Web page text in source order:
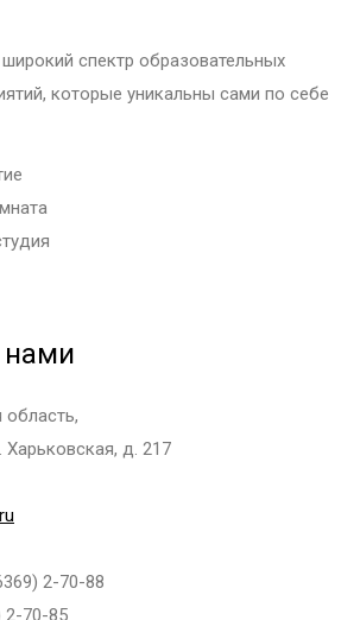
спектр образовательных
которые уникальны сами по себе
нами
область,
Харьковская, д. 217
2-70-88
2-70-85